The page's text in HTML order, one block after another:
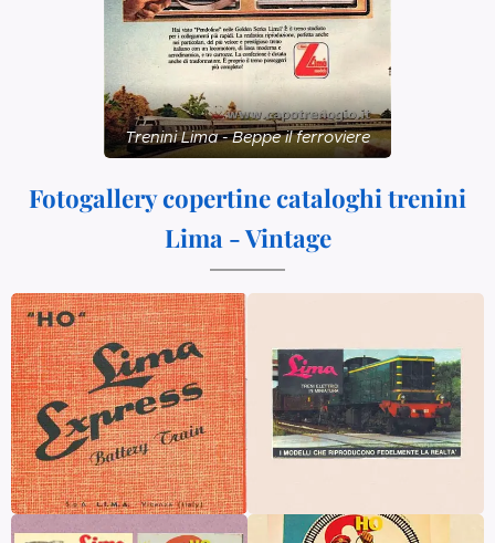
Trenini Lima - Beppe il ferroviere
Fotogallery copertine cataloghi trenini
Lima - Vintage